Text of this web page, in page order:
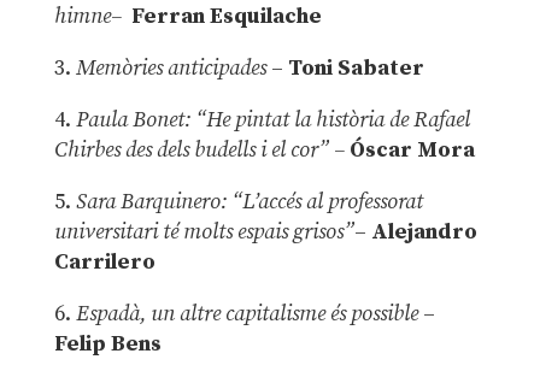
himne– Ferran Esquilache
3. Memòries anticipades– Toni Sabater
4. Paula Bonet: “He pintat la història de Rafael
Chirbes des dels budells i el cor” –Óscar Mora
5. Sara Barquinero: “L’accés al professorat
universitari té molts espais grisos”– Alejandro
Carrilero
6. Espadà, un altre capitalisme és possible –
Felip Bens